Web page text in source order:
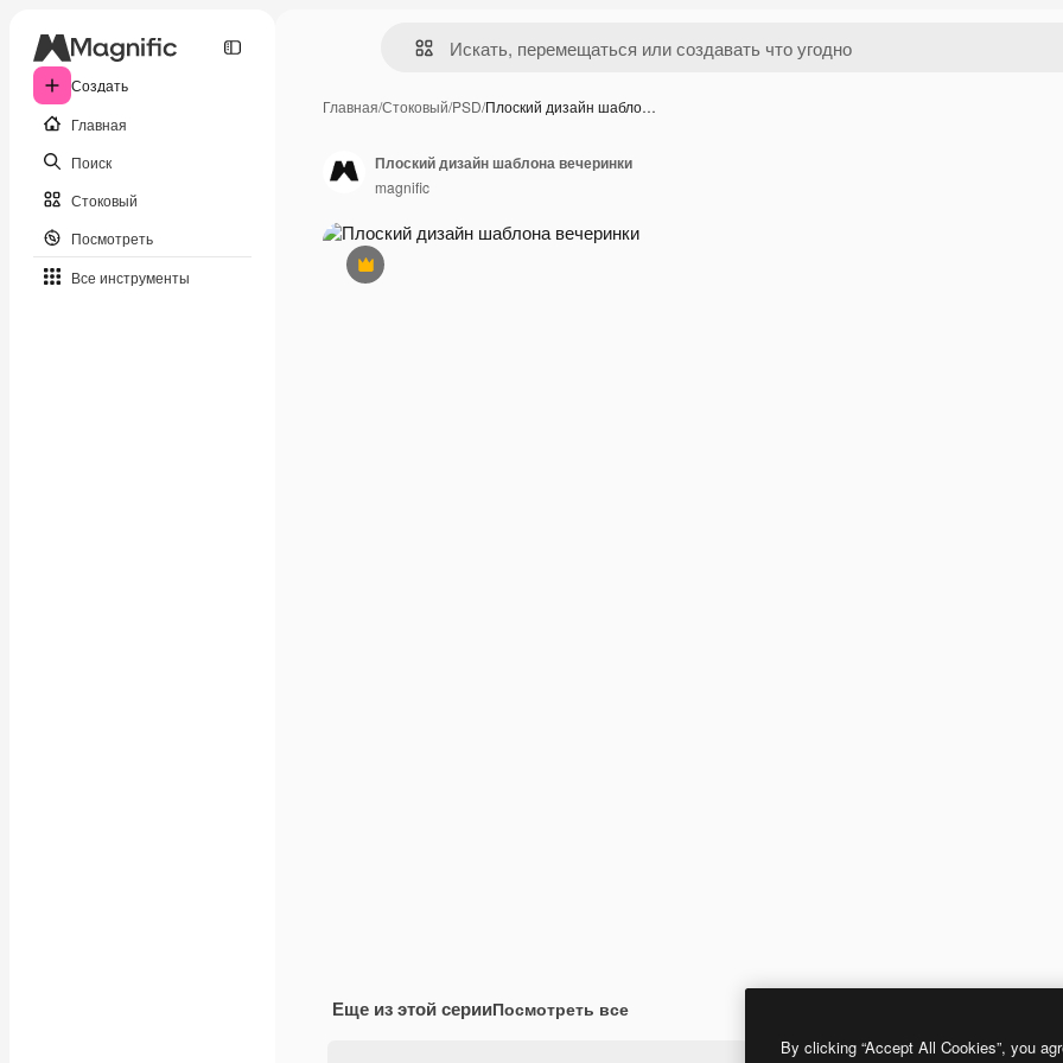
Создать
Главная
Поиск
Стоковый
Посмотреть
Все инструменты
Главная/Стоковый/PSD/Плоский дизайн шабло…
Премиум
Плоский дизайн шаблона вечеринки
magnific
Еще из этой серииПосмотреть все
By clicking “Accept All Cookies”, you